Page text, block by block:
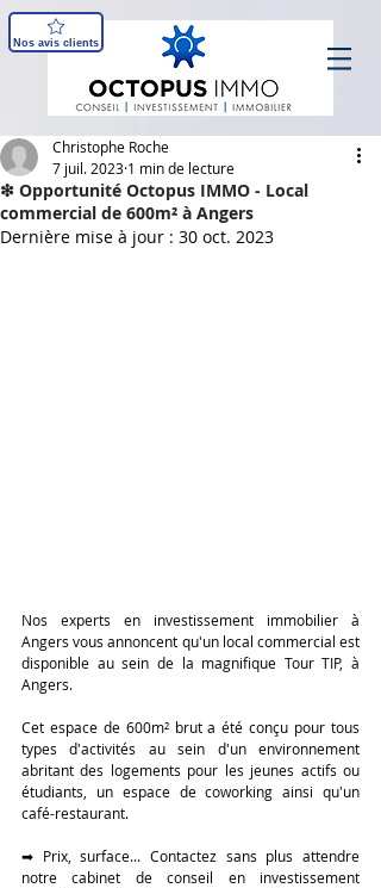
Nos avis clients
❇ Opportunité Octopus IMMO - Local
commercial de 600m² à Angers
Christophe Roche
7 juil. 2023 1 min de lecture
Dernière mise à jour : 30 oct. 2023
Nos experts en investissement immobilier à
Angers vous annoncent qu'un local commercial est
disponible au sein de la magnifique Tour TIP, à
Angers.
Cet espace de 600m² brut a été conçu pour tous
types d'activités au sein d'un environnement
abritant des logements pour les jeunes actifs ou
étudiants, un espace de coworking ainsi qu'un
café-restaurant.
➡ Prix, surface... Contactez sans plus attendre
notre cabinet de conseil en investissement